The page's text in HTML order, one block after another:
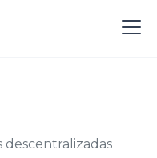
descentralizadas